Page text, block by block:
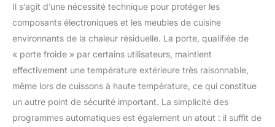
Il s’agit d’une nécessité technique pour protéger les
composants électroniques et les meubles de cuisine
environnants de la chaleur résiduelle. La porte, qualifiée de
« porte froide » par certains utilisateurs, maintient
effectivement une température extérieure très raisonnable,
même lors de cuissons à haute température, ce qui constitue
un autre point de sécurité important. La simplicité des
programmes automatiques est également un atout : il suffit de